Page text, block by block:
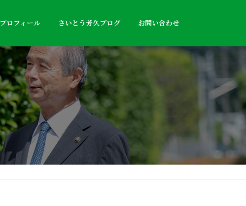
プロフィール さいとう芳久ブログ お問い合わせ